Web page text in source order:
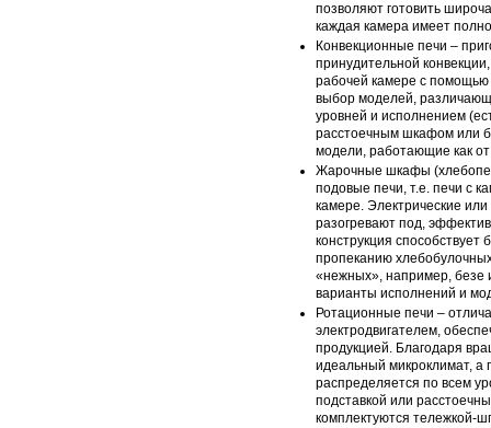
позволяют готовить
каждая камера имеет
Конвекционные печи –
принудительной
рабочей камере с
выбор моделей,
уровней и исполнением
расстоечным шкафом или
модели, работающие как от
Жарочные шкафы
подовые печи, т.е. печи с
камере. Электрические
разогревают под,
конструкция
пропеканию
«нежных», например, безе
варианты исполнений и
Ротационные печи –
электродвигателем,
продукцией. Благодаря
идеальный микроклимат, а
распределяется по всем
подставкой или
комплектуются тележкой-